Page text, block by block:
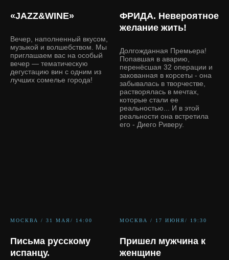
«JAZZ&WINE»
Вечер, наполненный вкусом,
музыкой и волшебством. Мы
приглашаем вас на особый
вечер — тематическую
дегустацию вин с одним из
лучших сомелье города!
ФРИДА. Невероятное
желание жить!
Долгожданная Премьера!
Попавшая в аварию,
перенёсшая 32 операции и
закованная в корсеты - она
забывалась в творчестве,
растворялась в мечтах,
которые стали ее
реальностью... И в этой
реальности она встретила
его - Диего Риверу.
МОСКВА / 31 МАЯ/ 14:00
Письма русскому
испанцу.
МОСКВА / 17 ИЮНЯ/ 19:30
Пришел мужчина к
женщине